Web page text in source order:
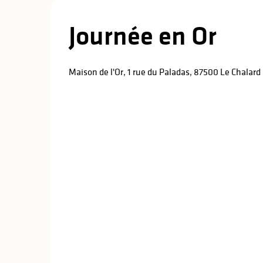
Journée en Or
Maison de l'Or, 1 rue du Paladas, 87500 Le Chalard